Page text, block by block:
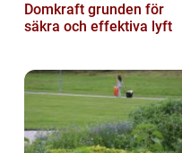
Domkraft grunden för
säkra och effektiva lyft